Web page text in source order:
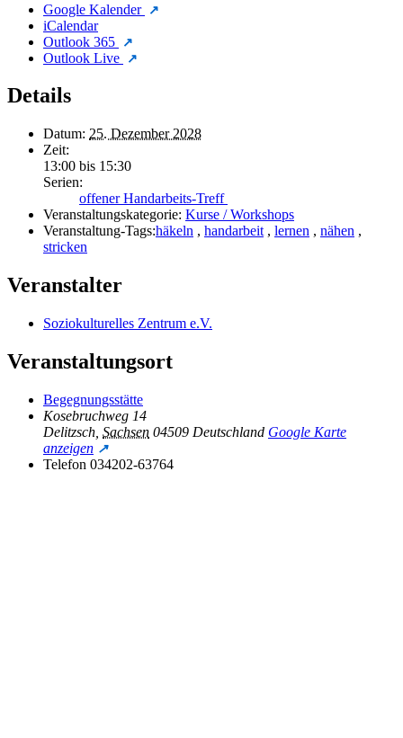
Google Kalender
iCalendar
Outlook 365
Outlook Live
Details
Datum: 25. Dezember 2028
Zeit:
13:00 bis 15:30
Serien:
offener Handarbeits-Treff
Veranstaltungskategorie: Kurse / Workshops
Veranstaltung-Tags:häkeln , handarbeit , lernen , nähen ,
stricken
Veranstalter
Soziokulturelles Zentrum e.V.
Veranstaltungsort
Begegnungsstätte
Kosebruchweg 14
Delitzsch Sachsen 04509 Deutschland Google Karte
anzeigen
Telefon 034202-63764